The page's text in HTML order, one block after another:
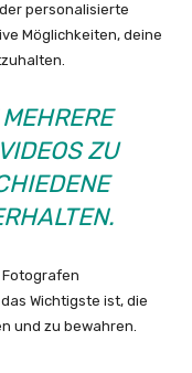
personalisierte
Möglichkeiten, deine
ZU
Wichtigste ist, die
und zu bewahren.